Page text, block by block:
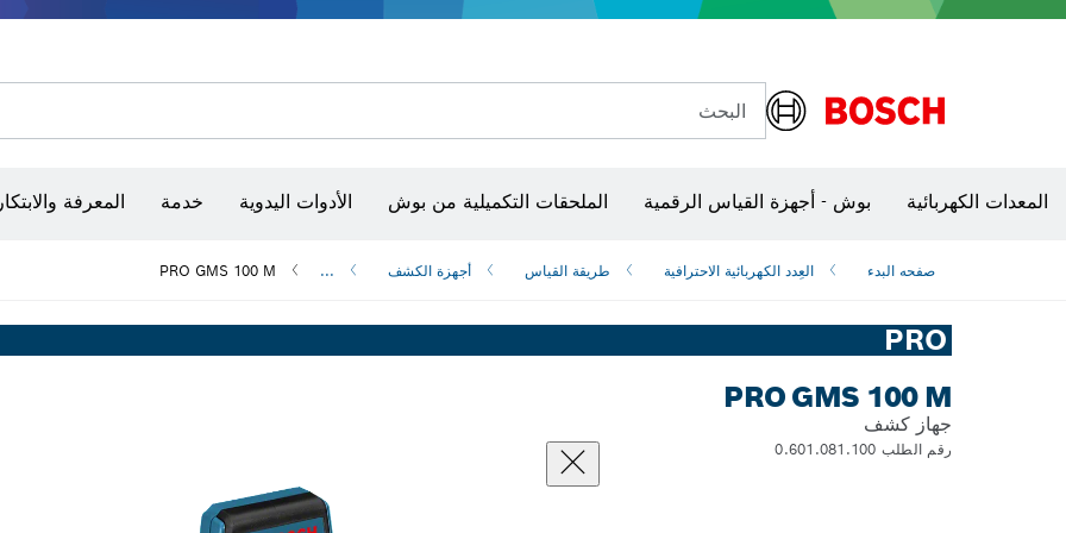
البحث
المعدات الكهربائية بوش - أجهزة القياس الرقمية الملحقات التكميلية من بوش الأدوات اليدوية خدمة المعرفة والابتكار
صفحه البدء العِدد الكهربائية الاحترافية طريقة القياس أجهزة الكشف ...
PRO GMS 100 M
PRO
PRO GMS 100 M
جهاز كشف
رقم الطلب 0.601.081.100